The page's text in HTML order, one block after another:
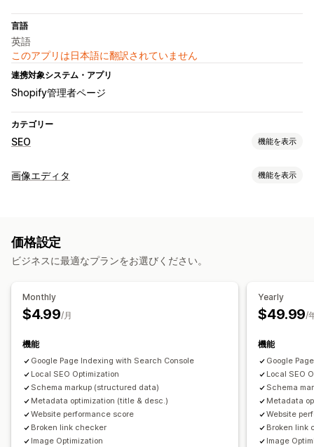
言語
英語
このアプリは日本語に翻訳されていません
連携対象システム・アプリ
Shopify管理者ページ
カテゴリー
SEO 機能を表示
SEOツール
パフォーマンスのモニタリング
SEOスコア
監査 スピード分析 テスト
画像エディタ 機能を表示
一括編集
価格設定
ビジネスに最適なプランをお選びください。
Monthly
$4.99/月
機能
Google Page Indexing with Search Console
Local SEO Optimization
Schema markup (structured data)
Metadata optimization (title & desc.)
Website performance score
Broken link checker
Image Optimization
Yearly
$49.99/
機能
Google
Local SEO
Schema
Metadata
Website
Broken link
Image